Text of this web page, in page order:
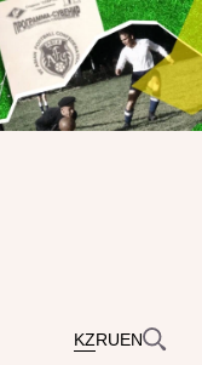
KZRUEN